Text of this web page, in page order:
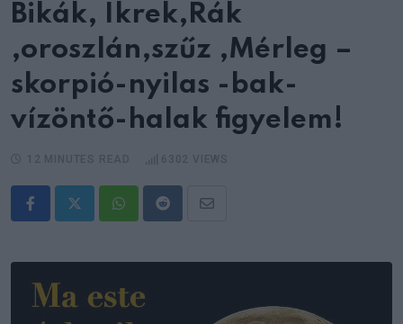
Bikák, Ikrek,Rák
,oroszlán,szűz ,Mérleg –
skorpió-nyilas -bak-
vízöntő-halak figyelem!
WhatsappRedditShare
Email